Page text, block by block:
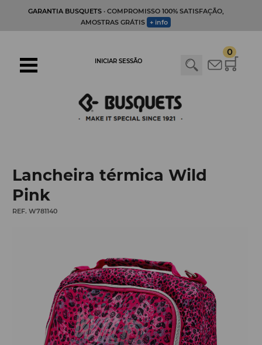
GARANTIA BUSQUETS· COMPROMISSO 100% SATISFAÇÃO,
AMOSTRAS GRÁTIS + info
0
INICIAR SESSÃO
Lancheira térmica Wild
Pink
REF. W781140